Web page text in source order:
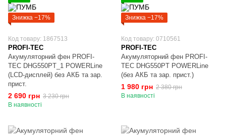
Знижка −17%
Код товару: 1867513
PROFI-TEC
Акумуляторний фен PROFI-
TEC DHG550PT_1 POWERLine
(LCD-дисплей) без АКБ та зар.
прист.
2 690 грн 3 230 грн
В наявності
Знижка −17%
Код товару: 0710561
PROFI-TEC
Акумуляторний фен PROFI-
TEC DHG550PT POWERLine
(без АКБ та зар. прист.)
1 980 грн 2 380 грн
В наявності